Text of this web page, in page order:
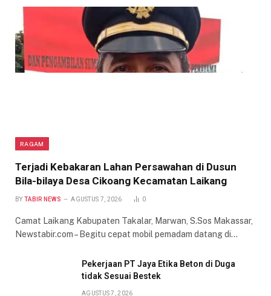
RAGAM
Terjadi Kebakaran Lahan Persawahan di Dusun
Bila-bilaya Desa Cikoang Kecamatan Laikang
BY TABIR NEWS AGUSTUS 7, 2026 0
Camat Laikang Kabupaten Takalar, Marwan, S.Sos Makassar,
Newstabir.com – Begitu cepat mobil pemadam datang di…
Pekerjaan PT Jaya Etika Beton di Duga
tidak Sesuai Bestek
AGUSTUS 7, 2026